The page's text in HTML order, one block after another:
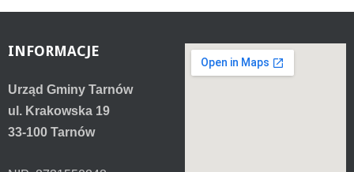
INFORMACJE
Urząd Gminy Tarnów
ul. Krakowska 19
33-100 Tarnów